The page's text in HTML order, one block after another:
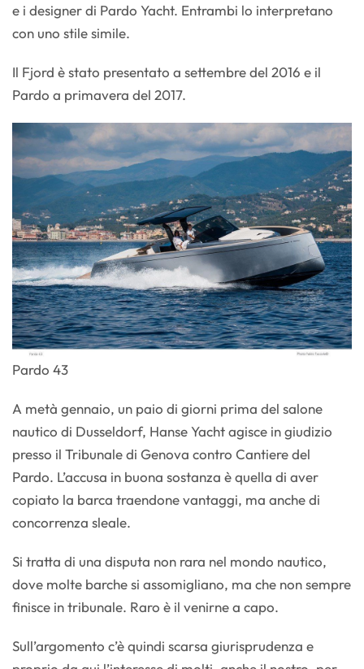
e i designer di Pardo Yacht. Entrambi lo interpretano
con uno stile simile.
Il Fjord è stato presentato a settembre del 2016 e il
Pardo a primavera del 2017.
Pardo 43
A metà gennaio, un paio di giorni prima del salone
nautico di Dusseldorf, Hanse Yacht agisce in giudizio
presso il Tribunale di Genova contro Cantiere del
Pardo. L’accusa in buona sostanza è quella di aver
copiato la barca traendone vantaggi, ma anche di
concorrenza sleale.
Si tratta di una disputa non rara nel mondo nautico,
dove molte barche si assomigliano, ma che non sempre
finisce in tribunale. Raro è il venirne a capo.
Sull’argomento c’è quindi scarsa giurisprudenza e